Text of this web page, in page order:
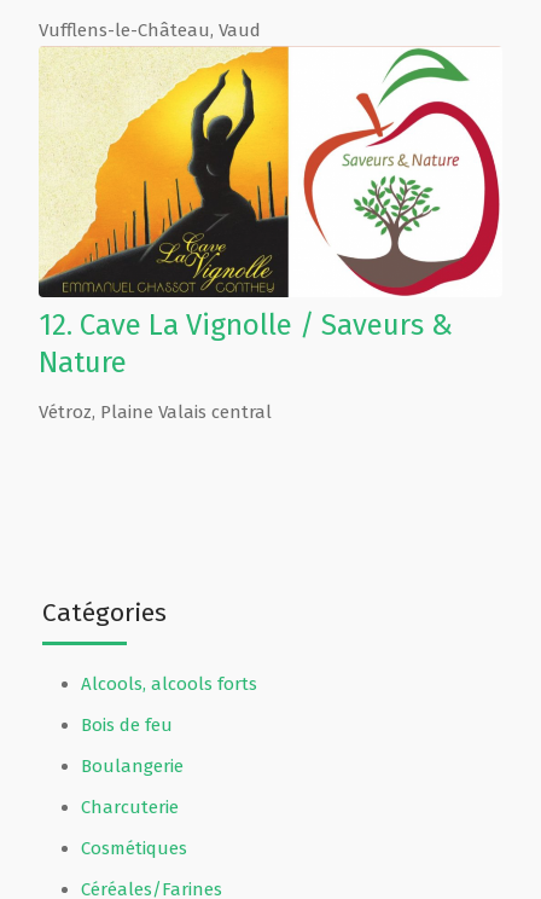
Catégories
Alcools, alcools forts
Bois de feu
Boulangerie
Charcuterie
Cosmétiques
Céréales/Farines
Vufflens-le-Château, Vaud
12. Cave La Vignolle / Saveurs &
Nature
Vétroz, Plaine Valais central